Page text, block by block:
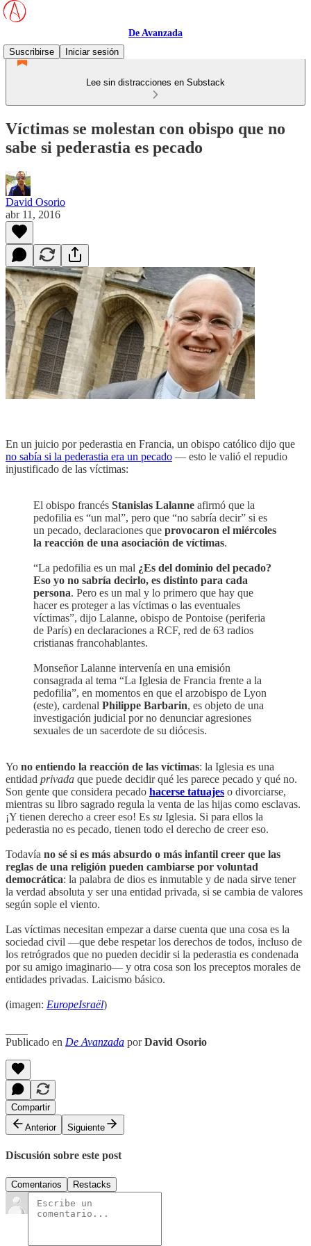
De Avanzada
Suscribirse
Iniciar sesión
Lee sin distracciones en Substack
Víctimas se molestan con obispo que no
sabe si pederastia es pecado
David Osorio
abr 11, 2016
En un juicio por pederastia en Francia, un obispo católico dijo que
no sabía si la pederastia era un pecado — esto le valió el repudio
injustificado de las víctimas:
El obispo francés Stanislas Lalanne afirmó que la
pedofilia es “un mal”, pero que “no sabría decir” si es
un pecado, declaraciones que provocaron el miércoles
la reacción de una asociación de víctimas.
“La pedofilia es un mal ¿Es del dominio del pecado?
Eso yo no sabría decirlo, es distinto para cada
persona. Pero es un mal y lo primero que hay que
hacer es proteger a las víctimas o las eventuales
víctimas”, dijo Lalanne, obispo de Pontoise (periferia
de París) en declaraciones a RCF, red de 63 radios
cristianas francohablantes.
Monseñor Lalanne intervenía en una emisión
consagrada al tema “La Iglesia de Francia frente a la
pedofilia”, en momentos en que el arzobispo de Lyon
(este), cardenal Philippe Barbarin, es objeto de una
investigación judicial por no denunciar agresiones
sexuales de un sacerdote de su diócesis.
Yo no entiendo la reacción de las víctimas: la Iglesia es una
entidad privada que puede decidir qué les parece pecado y qué no.
Son gente que considera pecado hacerse tatuajes o divorciarse,
mientras su libro sagrado regula la venta de las hijas como esclavas.
¡Y tienen derecho a creer eso! Es su Iglesia. Si para ellos la
pederastia no es pecado, tienen todo el derecho de creer eso.
Todavía no sé si es más absurdo o más infantil creer que las
reglas de una religión pueden cambiarse por voluntad
democrática: la palabra de dios es inmutable y de nada sirve tener
la verdad absoluta y ser una entidad privada, si se cambia de valores
según sople el viento.
Las víctimas necesitan empezar a darse cuenta que una cosa es la
sociedad civil —que debe respetar los derechos de todos, incluso de
los retrógrados que no pueden decidir si la pederastia es condenada
por su amigo imaginario— y otra cosa son los preceptos morales de
entidades privadas. Laicismo básico.
(imagen: EuropeIsraël)
Publicado en De Avanzada porDavid Osorio
Compartir
Anterior
Siguiente
Discusión sobre este post
Comentarios Restacks